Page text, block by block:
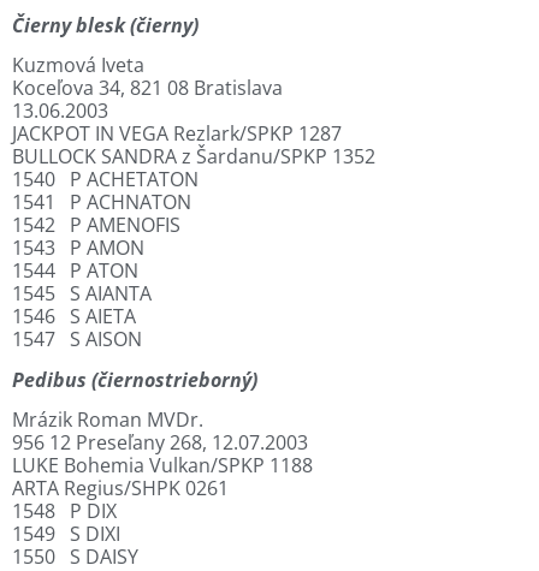
Čierny blesk (čierny)
Kuzmová Iveta
Koceľova 34, 821 08 Bratislava
13.06.2003
JACKPOT IN VEGA Rezlark/SPKP 1287
BULLOCK SANDRA z Šardanu/SPKP 1352
1540 P ACHETATON
1541 P ACHNATON
1542 P AMENOFIS
1543 P AMON
1544 P ATON
1545 S AIANTA
1546 S AIETA
1547 S AISON
Pedibus (čiernostrieborný)
Mrázik Roman MVDr.
956 12 Preseľany 268, 12.07.2003
LUKE Bohemia Vulkan/SPKP 1188
ARTA Regius/SHPK 0261
1548 P DIX
1549 S DIXI
1550 S DAISY